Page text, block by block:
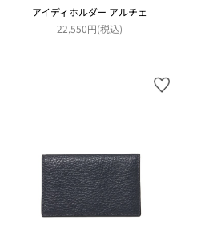
アイディホルダー アルチェ
22,550円(税込)